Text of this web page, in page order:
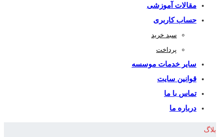
مقالات آموزشی
حساب کاربری
سبد خرید
پرداخت
سایر خدمات موسسه
قوانین سایت
تماس با ما
درباره ما
بلاگ